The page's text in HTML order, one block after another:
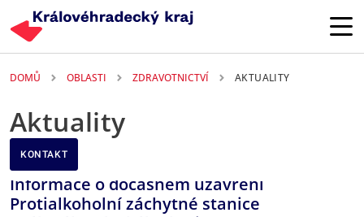
DOMŮ OBLASTI ZDRAVOTNICTVÍ AKTUALITY
Aktuality
KONTAKT
Informace o dočasném uzavření
Protialkoholní záchytné stanice